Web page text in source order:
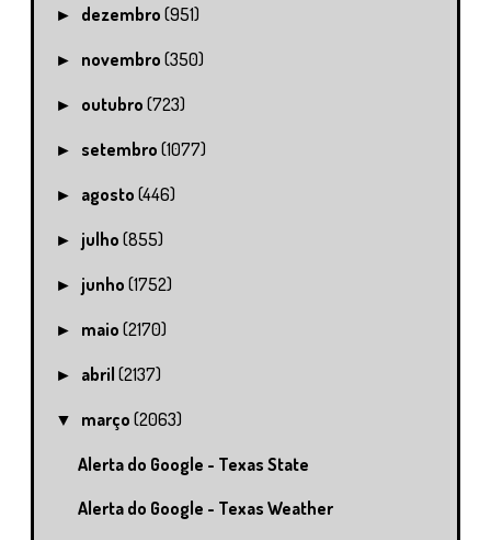
► dezembro(951)
► novembro(350)
► outubro(723)
► setembro(1077)
► agosto(446)
► julho(855)
► junho(1752)
► maio(2170)
► abril(2137)
▼ março(2063)
Alerta do Google - Texas State
Alerta do Google - Texas Weather